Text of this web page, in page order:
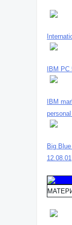
IBM PC
IBM
Big
12.08.01